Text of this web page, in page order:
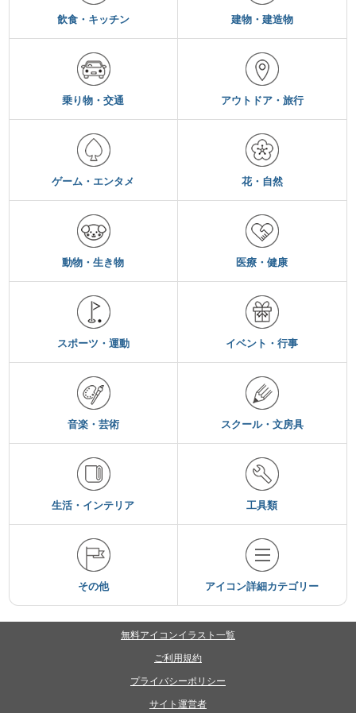
飲食・キッチン 建物・建造物
乗り物・交通 アウトドア・旅行
ゲーム・エンタメ 花・自然
動物・生き物 医療・健康
スポーツ・運動 イベント・行事
音楽・芸術 スクール・文房具
生活・インテリア 工具類
その他 アイコン詳細カテゴリー
無料アイコンイラスト一覧
ご利用規約
プライバシーポリシー
サイト運営者